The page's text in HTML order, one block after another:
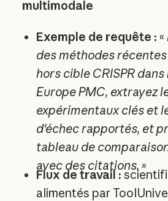
multimodale
Exemple de requête : «
des méthodes
hors cible CRISPR
Europe PMC, extrayez
expérimentaux clés et
d'échec rapportés, et
tableau de
avec des citations. »
Flux de travail :
alimentés par